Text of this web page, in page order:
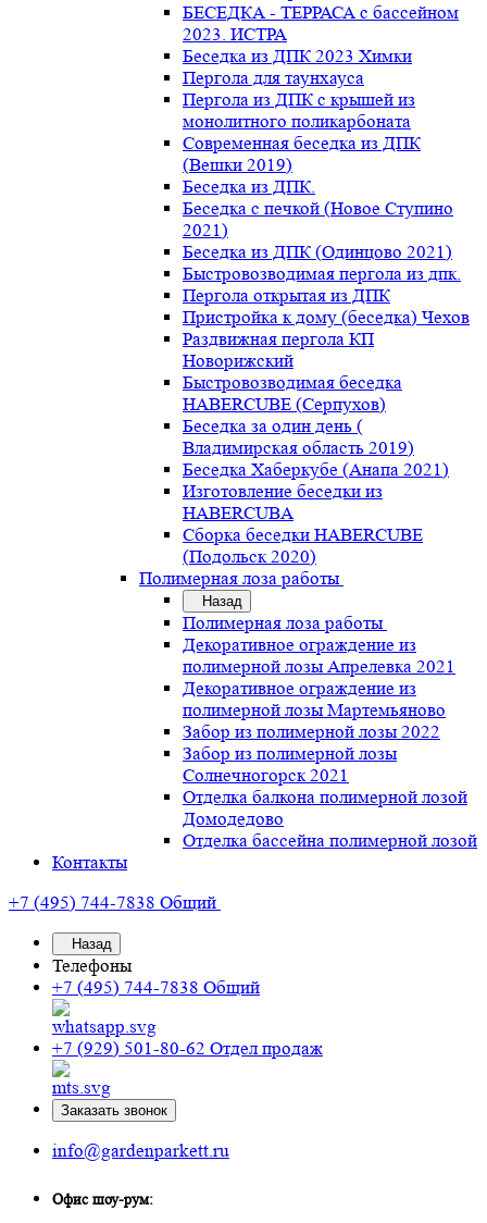
БЕСЕДКА - ТЕРРАСА с бассейном
2023. ИСТРА
Беседка из ДПК 2023 Химки
Пергола для таунхауса
Пергола из ДПК с крышей из
монолитного поликарбоната
Современная беседка из ДПК
(Вешки 2019)
Беседка из ДПК.
Беседка с печкой (Новое Ступино
2021)
Беседка из ДПК (Одинцово 2021)
Быстровозводимая пергола из дпк.
Пергола открытая из ДПК
Пристройка к дому (беседка) Чехов
Раздвижная пергола КП
Новорижский
Быстровозводимая беседка
HABERCUBE (Серпухов)
Беседка за один день (
Владимирская область 2019)
Беседка Хаберкубе (Анапа 2021)
Изготовление беседки из
HABERCUBA
Сборка беседки HABERCUBE
(Подольск 2020)
Полимерная лоза работы
Назад
Полимерная лоза работы
Декоративное ограждение из
полимерной лозы Апрелевка 2021
Декоративное ограждение из
полимерной лозы Мартемьяново
Забор из полимерной лозы 2022
Забор из полимерной лозы
Солнечногорск 2021
Отделка балкона полимерной лозой
Домодедово
Отделка бассейна полимерной лозой
Контакты
+7 (495) 744-7838 Общий
Назад
Телефоны
+7 (495) 744-7838 Общий
+7 (929) 501-80-62 Отдел продаж
Заказать звонок
info@gardenparkett.ru
Офис шоу-рум: